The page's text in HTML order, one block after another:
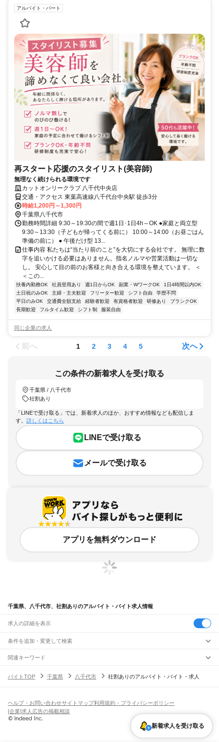
アルバイト・パート
再スタート応援のスタイリスト(美容師)
無理なく続けられる環境です
カットオンリークラブ 八千代中央店
交通・アクセス 東葉高速線八千代台中央駅 徒歩3分
時給1,200円～1,300円
千葉県八千代市
勤務時間詳細 9:30～19:30の間で週1日･1日4h～OK ●家庭と両立型
9:30～13:30（子どもが帰ってくる前に） 10:00～14:00（お昼ごはん
準備の前に） ● 午後だけ型 13...
仕事内容 私たちは“当たり前のこと”を大切にする会社です。 無理に数
字を追いかける必要はありません。指名ノルマや営業活動は一切な
し。 安心して目の前のお客様と向き合える環境を整えています。 ＜
＜この...
扶養内勤務OK 社員登用あり 週1日からOK 副業・WワークOK
1日4時間以内OK
土日祝のみOK
主婦・主夫歓迎 フリーター歓迎 シフト自由
学歴不問
平日のみOK
交通費全額支給 経験者歓迎 有資格者歓迎 研修あり
ブランクOK
長期歓迎
フルタイム歓迎 シフト制 服装自由
同じ企業の求人
前へ 1 2 3 4 5 次へ
この条件の新着求人を受け取る
千葉県 / 八千代市
社割あり
「LINEで受け取る」では、新着求人のほか、おすすめ情報なども配信しま
す。 詳しくはこちら
LINEで受け取る
メールで受け取る
アプリを無料ダウンロード
千葉県、八千代市、社割ありのアルバイト・バイト求人情報
求人の詳細を表示
条件を追加・変更して検索
市区町村を追加・変更
千葉県すべて
銚子市市川市船橋市館山市木更津市松戸市野田市茂原市成田市佐倉市
旭市習志野市柏市勝浦市 八千代市我孫子市鴨川市鎌ケ谷市
印西市 白井市富里市 南房総市
印旛郡 香取郡
駅を追加・変更
南流山駅新松戸駅 新八柱駅東松戸駅市川大野駅船橋法典駅 西船橋駅
JR中央・総武線
市川駅 本八幡駅 東船橋駅 津田沼駅幕張本郷駅
幕張駅
飲食・フードサービス
飲食・フードサービス
ホールスタッフ
皿洗い・洗い場精肉・鮮魚加工
バー（BAR）・バーテンダー
飲食店（店長・マネージャー）
特徴を追加・変更
人気
髪型・髪色自由ひげOKネイルOK
留学生・外国人活躍中
関連キーワード
千葉県 八千代市 工場パート千葉県 八千代市 就労支援事業所
バイトTOP 千葉県 八千代市 社割ありのアルバイト・バイト・求人
新着求人を受け取る
ヘルプ・お問い合わせサイトマップ利用規約・プライバシーポリシー
[企業]求人広告の掲載相談